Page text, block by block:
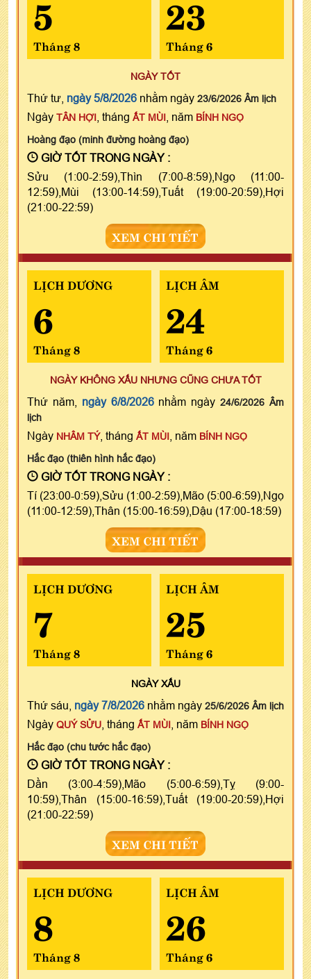
5
Tháng 8
23
Tháng 6
NGÀY TỐT
Thứ tư, ngày 5/8/2026 nhằm ngày 23/6/2026 Âm lịch
Ngày TÂN HỢI , tháng ẤT MÙI , năm BÍNH NGỌ
Hoàng đạo (minh đường hoàng đạo)
GIỜ TỐT TRONG NGÀY :
Sửu (1:00-2:59),Thìn (7:00-8:59),Ngọ (11:00-
12:59),Mùi (13:00-14:59),Tuất (19:00-20:59),Hợi
(21:00-22:59)
XEM CHI TIẾT
LỊCH DƯƠNG
6
Tháng 8
LỊCH ÂM
24
Tháng 6
NGÀY KHÔNG XẤU NHƯNG CŨNG CHƯA TỐT
Thứ năm, ngày 6/8/2026nhằm ngày24/6/2026 Âm
lịch
Ngày NHÂM TÝ, tháng ẤT MÙI , năm BÍNH NGỌ
Hắc đạo (thiên hình hắc đạo)
GIỜ TỐT TRONG NGÀY :
Tí (23:00-0:59),Sửu (1:00-2:59),Mão (5:00-6:59),Ngọ
(11:00-12:59),Thân (15:00-16:59),Dậu (17:00-18:59)
XEM CHI TIẾT
LỊCH DƯƠNG
7
Tháng 8
LỊCH ÂM
25
Tháng 6
NGÀYXẤU
Thứ sáu, ngày 7/8/2026 nhằm ngày 25/6/2026 Âm lịch
Ngày QUÝ SỬU , tháng ẤT MÙI , năm BÍNH NGỌ
Hắc đạo (chu tước hắc đạo)
GIỜ TỐT TRONG NGÀY :
Dần (3:00-4:59),Mão (5:00-6:59),Tỵ (9:00-
10:59),Thân (15:00-16:59),Tuất (19:00-20:59),Hợi
(21:00-22:59)
XEM CHI TIẾT
LỊCH DƯƠNG
8
Tháng 8
LỊCH ÂM
26
Tháng 6